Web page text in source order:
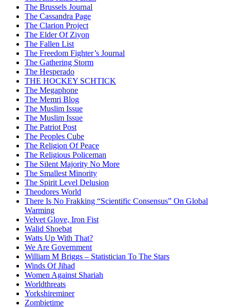
The Brussels Journal
The Cassandra Page
The Clarion Project
The Elder Of Ziyon
The Fallen List
The Freedom Fighter’s Journal
The Gathering Storm
The Hesperado
THE HOCKEY SCHTICK
The Megaphone
The Memri Blog
The Muslim Issue
The Muslim Issue
The Patriot Post
The Peoples Cube
The Religion Of Peace
The Religious Policeman
The Silent Majority No More
The Smallest Minority
The Spirit Level Delusion
Theodores World
There Is No Frakking “Scientific Consensus” On Global
Warming
Velvet Glove, Iron Fist
Walid Shoebat
Watts Up With That?
We Are Government
William M Briggs – Statistician To The Stars
Winds Of Jihad
Women Against Shariah
Worldthreats
Yorkshireminer
Zombietime